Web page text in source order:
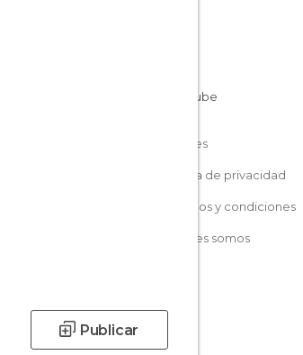
Publicar
Cookies
Política de privacidad
Términos y condiciones
Quiénes somos